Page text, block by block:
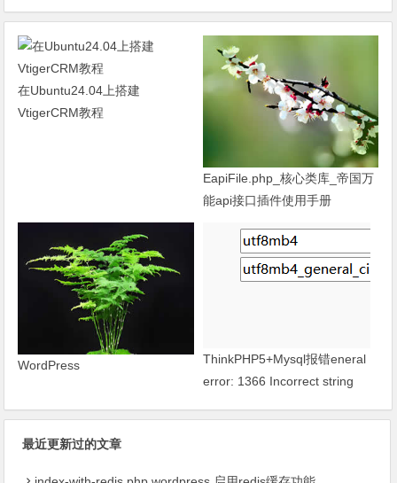
在Ubuntu24.04上搭建
VtigerCRM教程
EapiFile.php_核心类库_帝国万
能api接口插件使用手册
WordPress
ThinkPHP5+Mysql报错eneral
error: 1366 Incorrect string
最近更新过的文章